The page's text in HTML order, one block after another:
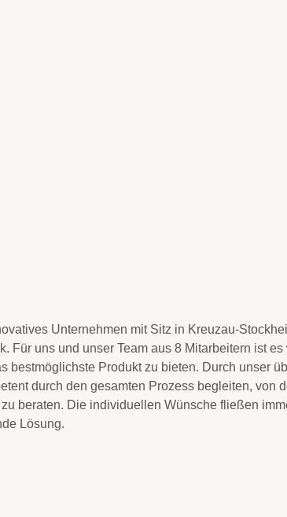
Unternehmen mit Sitz in Kreuzau-
uns und unser Team aus 8 Mitarbeitern ist
Produkt zu bieten. Durch unser
durch den gesamten Prozess begleiten, von
beraten. Die individuellen Wünsche fließen
Lösung.